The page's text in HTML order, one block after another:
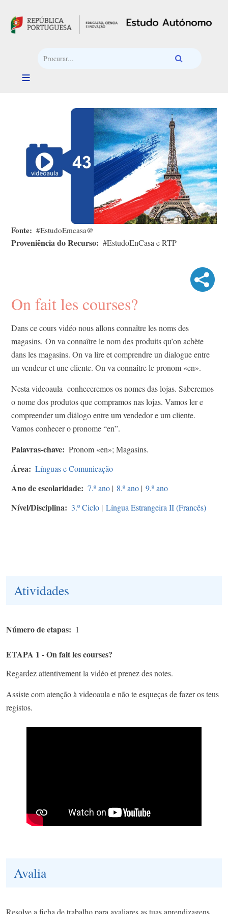
Fonte #EstudoEmcasa@
Proveniência do Recurso #EstudoEnCasa e RTP
On fait les courses?
Dans ce cours vidéo nous allons connaître les noms des
magasins. On va connaître le nom des produits qu’on achète
dans les magasins.​ On va lire et comprendre un dialogue entre
un vendeur et une cliente. On va connaître le pronom «en».
Nesta videoaula conheceremos os nomes das lojas. Saberemos
o nome dos produtos que compramos nas lojas. Vamos ler e
compreender um diálogo entre um vendedor e um cliente.
Vamos conhecer o pronome “en”.
Palavras-chave Pronom «en»; Magasins.
Área Línguas e Comunicação
Ano de escolaridade 7.º ano | 8.º ano | 9.º ano
Nível/Disciplina 3.º Ciclo | Língua Estrangeira II (Francês)
Atividades
Número de etapas 1
ETAPA 1 - On fait les courses?
Regardez attentivement la vidéo et prenez des notes.
Assiste com atenção à videoaula e não te esqueças de fazer os teus
registos.
Avalia